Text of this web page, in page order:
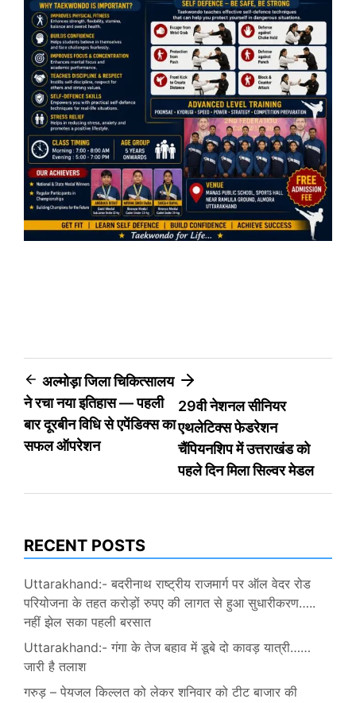
Post
navigation
अल्मोड़ा जिला चिकित्सालय
ने रचा नया इतिहास — पहली
बार दूरबीन विधि से एपेंडिक्स का
सफल ऑपरेशन
29वी नेशनल सीनियर
एथलेटिक्स फेडरेशन
चैंपियनशिप में उत्तराखंड को
पहले दिन मिला सिल्वर मेडल
RECENT POSTS
Uttarakhand:- बदरीनाथ राष्ट्रीय राजमार्ग पर ऑल वेदर रोड
परियोजना के तहत करोड़ों रुपए की लागत से हुआ सुधारीकरण…..
नहीं झेल सका पहली बरसात
Uttarakhand:- गंगा के तेज बहाव में डूबे दो कावड़ यात्री……
जारी है तलाश
गरुड़ – पेयजल किल्लत को लेकर शनिवार को टीट बाजार की